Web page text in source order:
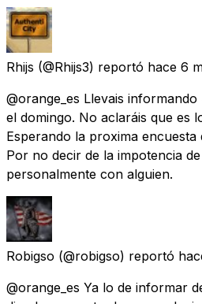
Rhijs (@Rhijs3) reportó hace 6
@orange_es Llevais
el domingo. No aclaráis que es
Esperando la proxima encuesta
Por no decir de la impotencia
personalmente con alguien.
Robigso (@robigso) reportó
@orange_es Ya lo de informar